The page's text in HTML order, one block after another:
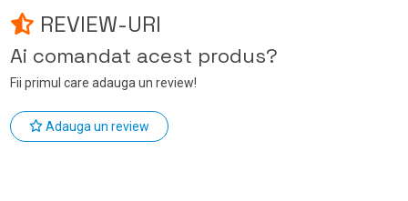
REVIEW-URI
Ai comandat acest produs?
Fii primul care adauga un review!
Adauga un review